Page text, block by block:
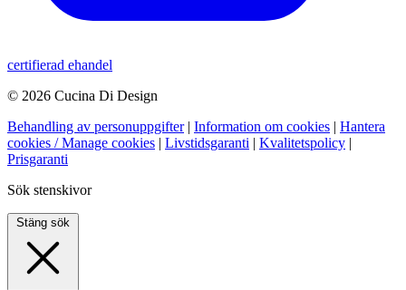
certifierad ehandel
© 2026 Cucina Di Design
Behandling av personuppgifter | Information om cookies | Hantera
cookies / Manage cookies | Livstidsgaranti | Kvalitetspolicy |
Prisgaranti
Sök stenskivor
Stäng sök